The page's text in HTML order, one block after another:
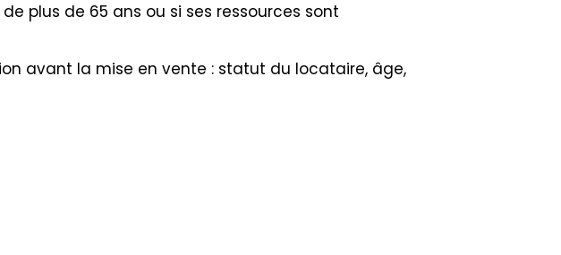
plus de 65 ans ou si ses ressources sont
avant la mise en vente : statut du locataire, âge,